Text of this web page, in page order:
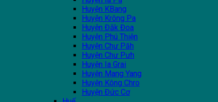
Huyện KBang
Huyện Krông Pa
Huyện Đăk Đoa
Huyện Phú Thiện
Huyện Chư Păh
Huyện Chư Pưh
Huyện Ia Grai
Huyện Mang Yang
Huyện Kông Chro
Huyện Đức Cơ